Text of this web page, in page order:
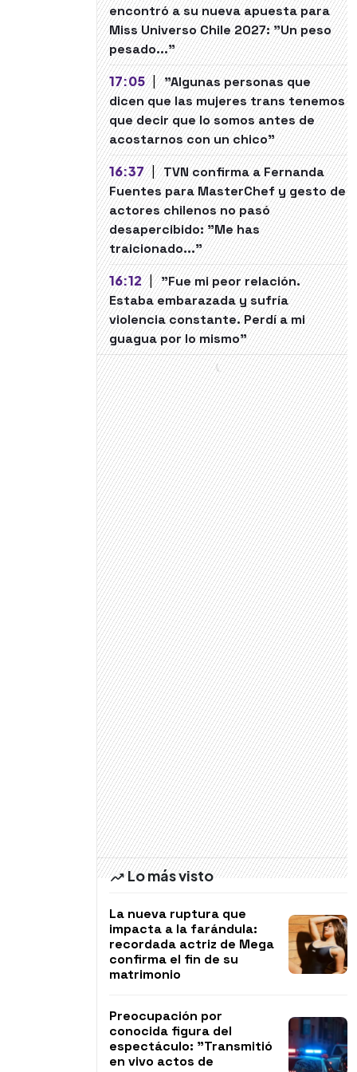
encontró a su nueva apuesta para
Miss Universo Chile 2027: "Un peso
pesado..."
17:05 | "Algunas personas que
dicen que las mujeres trans tenemos
que decir que lo somos antes de
acostarnos con un chico"
16:37 | TVN confirma a Fernanda
Fuentes para MasterChef y gesto de
actores chilenos no pasó
desapercibido: "Me has
traicionado..."
16:12 | "Fue mi peor relación.
Estaba embarazada y sufría
violencia constante. Perdí a mi
guagua por lo mismo"
Lo más visto
La nueva ruptura que
impacta a la farándula:
recordada actriz de Mega
confirma el fin de su
matrimonio
Preocupación por
conocida figura del
espectáculo: "Transmitió
en vivo actos de